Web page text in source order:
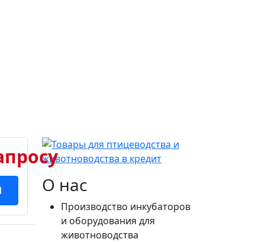
О нас
Производство инкубаторов
и оборудования для
животноводства